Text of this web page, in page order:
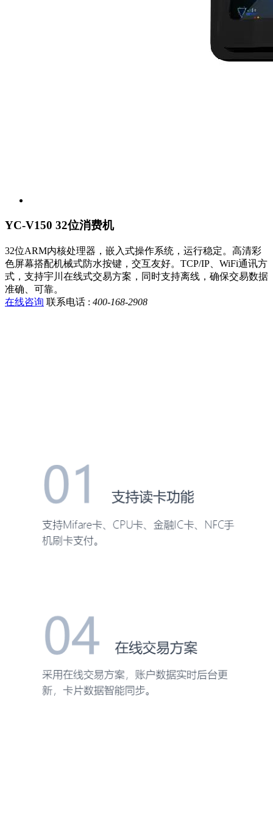
YC-V150 32位消费机
32位ARM内核处理器，嵌入式操作系统，运行稳定。高清彩
色屏幕搭配机械式防水按键，交互友好。TCP/IP、WiFi通讯方
式，支持宇川在线式交易方案，同时支持离线，确保交易数据
准确、可靠。
在线咨询 联系电话 : 400-168-2908